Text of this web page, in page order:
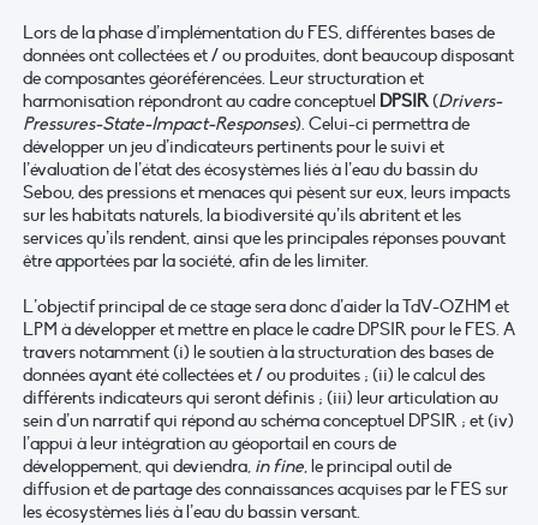
Lors de la phase d’implémentation du FES, différentes bases de
données ont collectées et / ou produites, dont beaucoup disposant
de composantes géoréférencées. Leur structuration et
harmonisation répondront au cadre conceptuel DPSIR(Drivers-
Pressures-State-Impact-Responses). Celui-ci permettra de
développer un jeu d’indicateurs pertinents pour le suivi et
l’évaluation de l’état des écosystèmes liés à l’eau du bassin du
Sebou, des pressions et menaces qui pèsent sur eux, leurs impacts
sur les habitats naturels, la biodiversité qu’ils abritent et les
services qu’ils rendent, ainsi que les principales réponses pouvant
être apportées par la société, afin de les limiter.
L’objectif principal de ce stage sera donc d’aider la TdV-OZHM et
LPM à développer et mettre en place le cadre DPSIR pour le FES. A
travers notamment (i) le soutien à la structuration des bases de
données ayant été collectées et / ou produites ; (ii) le calcul des
différents indicateurs qui seront définis ; (iii) leur articulation au
sein d’un narratif qui répond au schéma conceptuel DPSIR ; et (iv)
l’appui à leur intégration au géoportail en cours de
développement, qui deviendra, in fine, le principal outil de
diffusion et de partage des connaissances acquises par le FES sur
les écosystèmes liés à l’eau du bassin versant.